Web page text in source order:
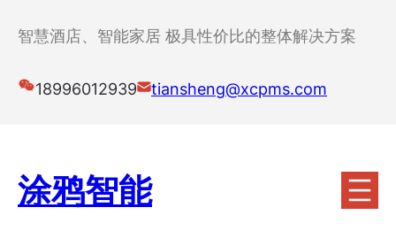
智慧酒店、智能家居 极具性价比的整体解决方案
18996012939 tiansheng@xcpms.com
涂鸦智能